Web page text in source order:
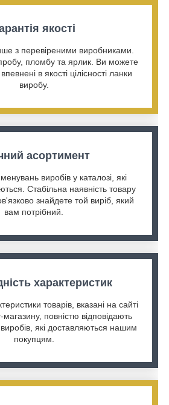
якості
з перевіреними виробниками.
пломбу та ярлик. Ви можете
в якості цілісності ланки
виробу.
асортимент
виробів у каталозі, які
Стабільна наявність товару
знайдете той виріб, який
вам потрібний.
характеристик
товарів, вказані на сайті
повністю відповідають
які доставляються нашим
покупцям.